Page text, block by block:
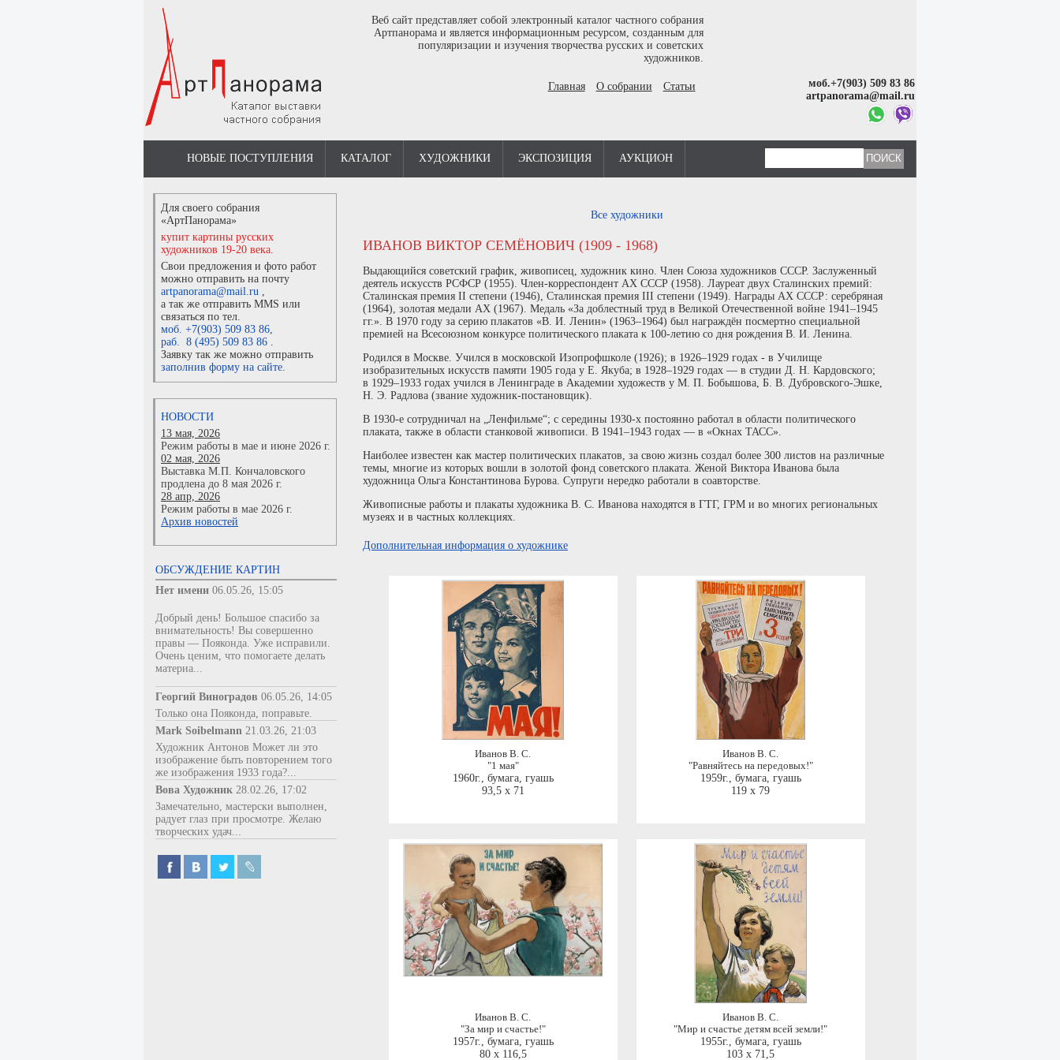
Веб сайт представляет собой электронный каталог частного собрания
Артпанорама и является информационным ресурсом, созданным для
популяризации и изучения творчества русских и советских
художников.
Главная О собрании Статьи
моб.+7(903) 509 83 86
artpanorama@mail.ru
НОВЫЕ ПОСТУПЛЕНИЯ КАТАЛОГ ХУДОЖНИКИ ЭКСПОЗИЦИЯ АУКЦИОН
Для своего собрания
«АртПанорама»
купит картины русских
художников 19-20 века.
Свои предложения и фото работ
можно отправить на почту
artpanorama@mail.ru ,
а так же отправить MMS или
связаться по тел.
моб. +7(903) 509 83 86,
раб. 8 (495) 509 83 86 .
Заявку так же можно отправить
заполнив форму на сайте.
НОВОСТИ
13 мая, 2026
Режим работы в мае и июне 2026 г.
02 мая, 2026
Выставка М.П. Кончаловского
продлена до 8 мая 2026 г.
28 апр, 2026
Режим работы в мае 2026 г.
Архив новостей
ОБСУЖДЕНИЕ КАРТИН
Нет имени 06.05.26, 15:05
Добрый день! Большое спасибо за
внимательность! Вы совершенно
правы — Пояконда. Уже исправили.
Очень ценим, что помогаете делать
материа...
Георгий Виноградов 06.05.26, 14:05
Только она Пояконда, поправьте.
Mark Soibelmann 21.03.26, 21:03
Художник Антонов Может ли это
изображение быть повторением того
же изображения 1933 года?...
Вова Художник 28.02.26, 17:02
Замечательно, мастерски выполнен,
радует глаз при просмотре. Желаю
творческих удач...
Все художники
ИВАНОВ ВИКТОР СЕМЁНОВИЧ (1909 - 1968)
Выдающийся советский график, живописец, художник кино. Член Союза художников СССР. Заслуженный
деятель искусств РСФСР (1955). Член-корреспондент АХ СССР (1958). Лауреат двух Сталинских премий:
Сталинская премия II степени (1946), Сталинская премия III степени (1949). Награды АХ СССР: серебряная
(1964), золотая медали АХ (1967). Медаль «За доблестный труд в Великой Отечественной войне 1941–1945
гг.». В 1970 году за серию плакатов «В. И. Ленин» (1963–1964) был награждён посмертно специальной
премией на Всесоюзном конкурсе политического плаката к 100-летию со дня рождения В. И. Ленина.
Родился в Москве. Учился в московской Изопрофшколе (1926); в 1926–1929 годах - в Училище
изобразительных искусств памяти 1905 года у Е. Якуба; в 1928–1929 годах — в студии Д. Н. Кардовского;
в 1929–1933 годах учился в Ленинграде в Академии художеств у М. П. Бобышова, Б. В. Дубровского-Эшке,
Н. Э. Радлова (звание художник-постановщик).
В 1930-е сотрудничал на „Ленфильме“; с середины 1930-х постоянно работал в области политического
плаката, также в области станковой живописи. В 1941–1943 годах — в «Окнах ТАСС».
Наиболее известен как мастер политических плакатов, за свою жизнь создал более 300 листов на различные
темы, многие из которых вошли в золотой фонд советского плаката. Женой Виктора Иванова была
художница Ольга Константинова Бурова. Супруги нередко работали в соавторстве.
Живописные работы и плакаты художника В. С. Иванова находятся в ГТГ, ГРМ и во многих региональных
музеях и в частных коллекциях.
Дополнительная информация о художнике
Иванов В. С.
"1 мая"
1960г., бумага, гуашь
93,5 x 71
Иванов В. С.
"Равняйтесь на передовых!"
1959г., бумага, гуашь
119 x 79
Иванов В. С.
"За мир и счастье!"
1957г., бумага, гуашь
80 x 116,5
Иванов В. С.
"Мир и счастье детям всей земли!"
1955г., бумага, гуашь
103 x 71,5